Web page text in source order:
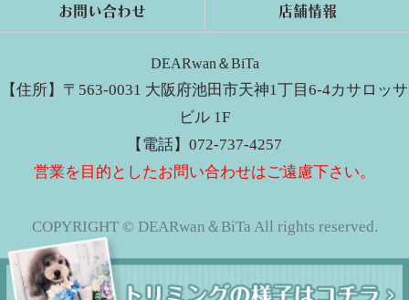
お問い合わせ 店舗情報
DEARwan＆BiTa
【住所】〒563-0031 大阪府池田市天神1丁目6-4カサロッサ
ビル 1F
【電話】072-737-4257
営業を目的としたお問い合わせはご遠慮下さい。
COPYRIGHT © DEARwan＆BiTa All rights reserved.